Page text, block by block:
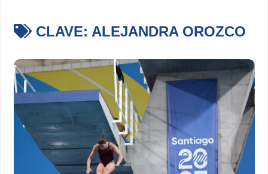
CLAVE: ALEJANDRA OROZCO